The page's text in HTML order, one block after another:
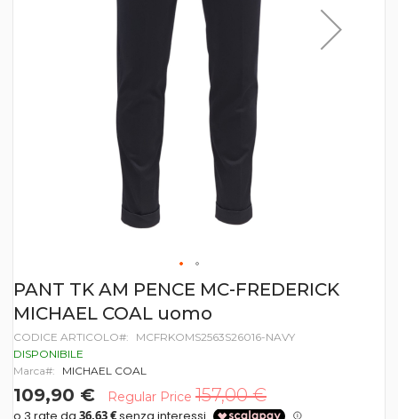
Vai
all'inizio
della
di
immagini
PANT TK AM PENCE MC-FREDERICK
MICHAEL COAL uomo
CODICE ARTICOLO
MCFRKOMS2563S26016-NAVY
DISPONIBILE
Marca
MICHAEL COAL
109,90 € Regular Price 157,00 €